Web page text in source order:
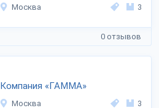
Москва 3
0 отзывов
Компания «ГАММА»
Москва 3